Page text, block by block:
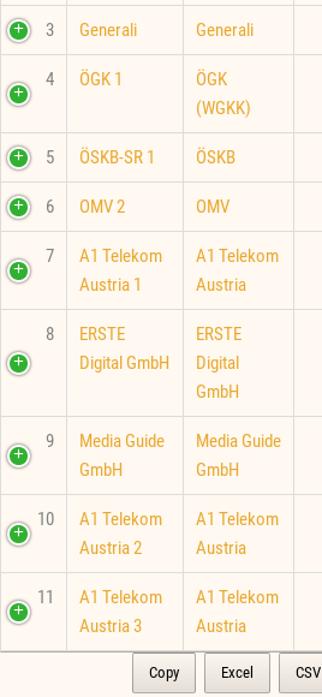
3 Generali Generali
4 ÖGK 1
ÖGK
(WGKK)
5 ÖSKB-SR 1 ÖSKB
6 OMV 2 OMV
7
A1 Telekom
Austria 1
A1 Telekom
Austria
8
ERSTE
Digital GmbH
ERSTE
Digital
GmbH
9
Media Guide
GmbH
Media Guide
GmbH
10
A1 Telekom
Austria 2
A1 Telekom
Austria
11
A1 Telekom
Austria 3
A1 Telekom
Austria
Copy Excel CSV